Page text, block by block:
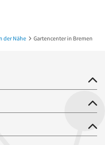
der Nähe Gartencenter in Bremen